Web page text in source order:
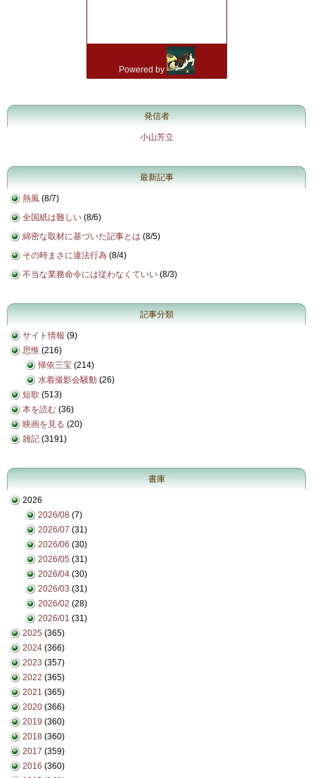
発信者
小山芳立
最新記事
熱風 (8/7)
全国紙は難しい (8/6)
綿密な取材に基づいた記事とは (8/5)
その時まさに違法行為 (8/4)
不当な業務命令には従わなくていい (8/3)
記事分類
サイト情報 (9)
思惟 (216)
帰依三宝 (214)
水着撮影会騒動 (26)
短歌 (513)
本を読む (36)
映画を見る (20)
雑記 (3191)
書庫
2026
2026/08 (7)
2026/07 (31)
2026/06 (30)
2026/05 (31)
2026/04 (30)
2026/03 (31)
2026/02 (28)
2026/01 (31)
2025 (365)
2024 (366)
2023 (357)
2022 (365)
2021 (365)
2020 (366)
2019 (360)
2018 (360)
2017 (359)
2016 (360)